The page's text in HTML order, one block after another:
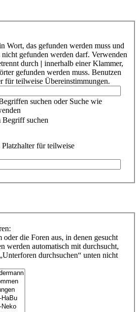
Wort, das gefunden werden muss und
gefunden werden darf. Verwenden
durch | innerhalb einer Klammer,
gefunden werden muss. Benutzen
für teilweise Übereinstimmungen.
suchen oder Suche wie
Begriff suchen
für teilweise
oder die Foren aus, in denen gesucht
werden automatisch mit durchsucht,
durchsuchen“ unten nicht